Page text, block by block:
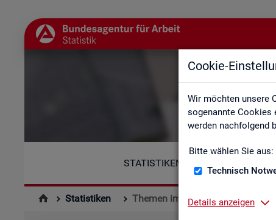
Cookie-
Wir möchten unsere
sogenannte Cookies
werden nachfolgend
Bitte wählen Sie aus:
Technisch
Details anzeigen
STATISTIKEN
Statistiken Themen im Fokus